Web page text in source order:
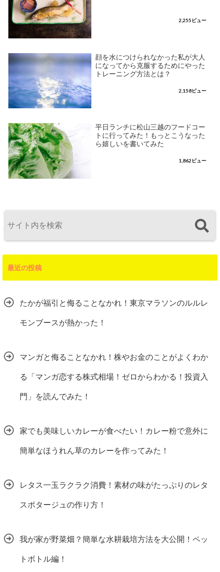
2,255ビュー
顔を水につけられなかった私が大人
になってから克服するためにやった
トレーニング方法とは？
2,158ビュー
平日ランチに松山三越のフードコー
トに行ってみた！もっとこうなった
ら嬉しいを書いてみた
1,862ビュー
最近の投稿
たかが福引と侮ることなかれ！東京マラソンのルルレ
モンブースが熱かった！
マンガと侮ることなかれ！株やお金のことがよくわか
る「マンガ恋する株式相場！ゼロからわかる！投資入
門」を読んでみた！
家でも美味しいカレーが食べたい！カレー粉で意外に
簡単なほうれん草のカレーを作ってみた！
レタス一玉ラクラク消費！素材の味がたっぷりのレタ
スポタージュの作り方！
我が家が野菜畑？簡単な水耕栽培方法を大公開！ペッ
トボトル編！